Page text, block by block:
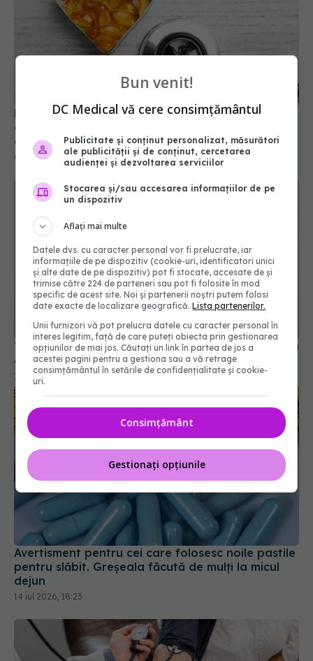
colesterolul rău cu aproape 60%. Ce se întâmplă
05 aug 2026, 14:23
Tratamentul care prelungește viața pacienților cu
cancer pancreatic
18 apr 2026, 13:09
Avertisment pentru cei care folosesc noile pastile
pentru slăbit. Greșeala făcută de mulți la micul
dejun
14 iul 2026, 18:23
Bun venit!
DC Medical vă cere consimțământul
Publicitate și conținut personalizat, măsurători
ale publicității și de conținut, cercetarea
audienței și dezvoltarea serviciilor
Stocarea și/sau accesarea informațiilor de pe
un dispozitiv
Aflați mai multe
Datele dvs. cu caracter personal vor fi prelucrate, iar
informațiile de pe dispozitiv (cookie-uri, identificatori unici
și alte date de pe dispozitiv) pot fi stocate, accesate de și
trimise către 224 de parteneri sau pot fi folosite în mod
specific de acest site. Noi și partenerii noștri putem folosi
date exacte de localizare geografică.Lista partenerilor.
Unii furnizori vă pot prelucra datele cu caracter personal în
interes legitim, față de care puteți obiecta prin gestionarea
opțiunilor de mai jos. Căutați un link în partea de jos a
acestei pagini pentru a gestiona sau a vă retrage
consimțământul în setările de confidențialitate și cookie-
uri.
Consimțământ
Gestionați opțiunile